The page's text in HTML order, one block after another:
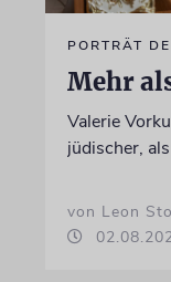
PORTRÄT
Mehr
Valerie
jüdischer,
von Leon